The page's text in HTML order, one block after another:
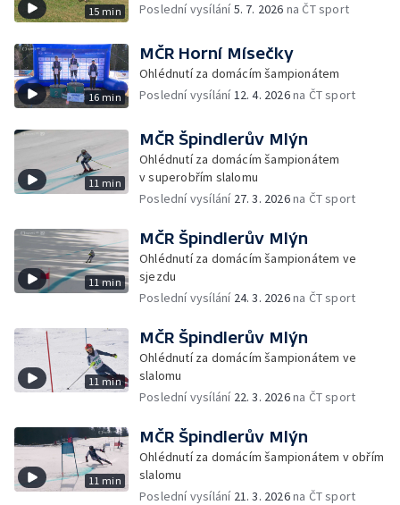
15 min
Poslední vysílání5. 7. 2026 na ČT sport
16 min
MČR Horní Mísečky
Ohlédnutí za domácím šampionátem
Poslední vysílání12. 4. 2026na ČT sport
11 min
MČR Špindlerův Mlýn
Ohlédnutí za domácím šampionátem
v superobřím slalomu
Poslední vysílání 27. 3. 2026na ČT sport
11 min
MČR Špindlerův Mlýn
Ohlédnutí za domácím šampionátem ve
sjezdu
Poslední vysílání 24. 3. 2026na ČT sport
11 min
MČR Špindlerův Mlýn
Ohlédnutí za domácím šampionátem ve
slalomu
Poslední vysílání 22. 3. 2026na ČT sport
11 min
MČR Špindlerův Mlýn
Ohlédnutí za domácím šampionátem v obřím
slalomu
Poslední vysílání 21. 3. 2026na ČT sport